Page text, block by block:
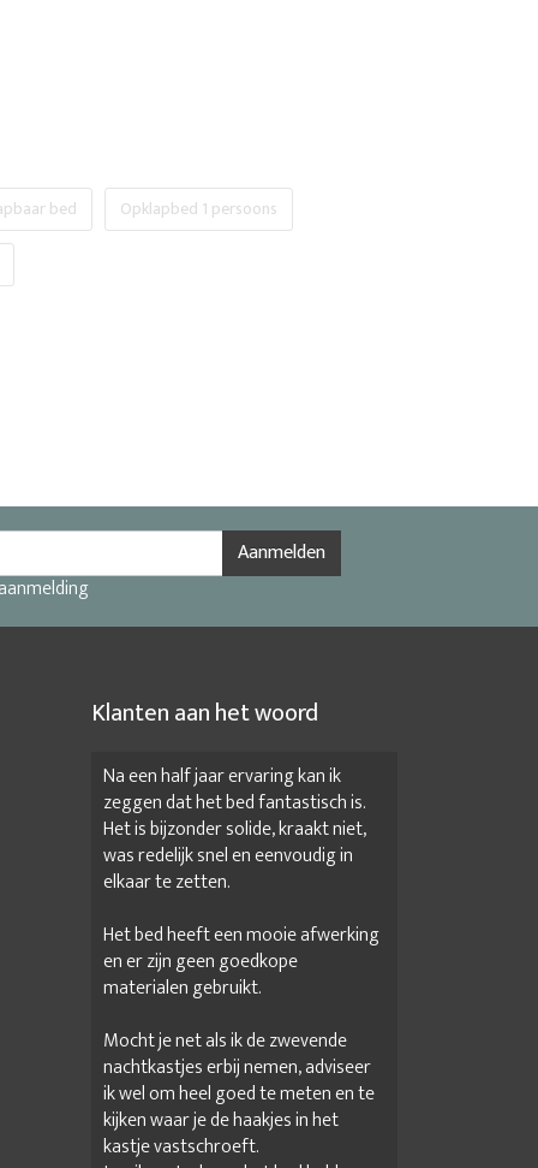
bed
Opklapbed 1 persoons
Aanmelden
Klanten aan het woord
Na een half jaar ervaring kan ik
zeggen dat het bed fantastisch is.
Het is bijzonder solide, kraakt niet,
was redelijk snel en eenvoudig in
elkaar te zetten.
Het bed heeft een mooie afwerking
en er zijn geen goedkope
materialen gebruikt.
Mocht je net als ik de zwevende
nachtkastjes erbij nemen, adviseer
ik wel om heel goed te meten en te
kijken waar je de haakjes in het
kastje vastschroeft.